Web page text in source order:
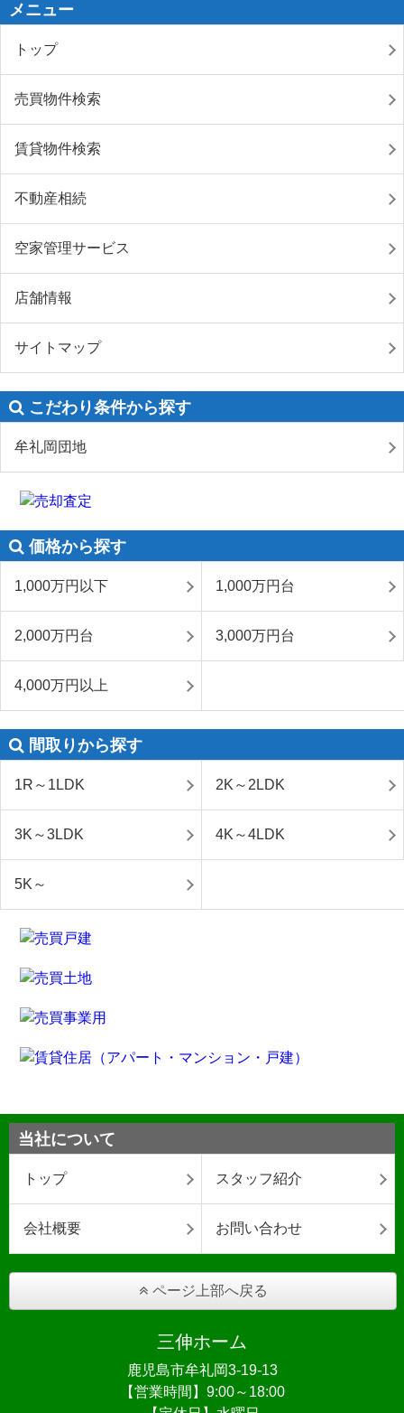
メニュー
トップ
売買物件検索
賃貸物件検索
不動産相続
空家管理サービス
店舗情報
サイトマップ
こだわり条件から探す
牟礼岡団地
価格から探す
1,000万円以下 1,000万円台
2,000万円台 3,000万円台
4,000万円以上
間取りから探す
1R～1LDK 2K～2LDK
3K～3LDK 4K～4LDK
5K～
当社について
トップ スタッフ紹介
会社概要 お問い合わせ
ページ上部へ戻る
三伸ホーム
鹿児島市牟礼岡3-19-13
【営業時間】9:00～18:00